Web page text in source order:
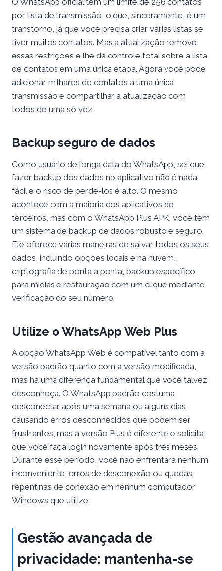
O WhatsApp oficial tem um limite de 256 contatos
por lista de transmissão, o que, sinceramente, é um
transtorno, já que você precisa criar várias listas se
tiver muitos contatos. Mas a atualização remove
essas restrições e lhe dá controle total sobre a lista
de contatos em uma única etapa. Agora você pode
adicionar milhares de contatos a uma única
transmissão e compartilhar a atualização com
todos de uma só vez.
Backup seguro de dados
Como usuário de longa data do WhatsApp, sei que
fazer backup dos dados no aplicativo não é nada
fácil e o risco de perdê-los é alto. O mesmo
acontece com a maioria dos aplicativos de
terceiros, mas com o WhatsApp Plus APK, você tem
um sistema de backup de dados robusto e seguro.
Ele oferece várias maneiras de salvar todos os seus
dados, incluindo opções locais e na nuvem,
criptografia de ponta a ponta, backup específico
para mídias e restauração com um clique mediante
verificação do seu número.
Utilize o WhatsApp Web Plus
A opção WhatsApp Web é compatível tanto com a
versão padrão quanto com a versão modificada,
mas há uma diferença fundamental que você talvez
desconheça. O WhatsApp padrão costuma
desconectar após uma semana ou alguns dias,
causando erros desconhecidos que podem ser
frustrantes, mas a versão Plus é diferente e solicita
que você faça login novamente após três meses.
Durante esse período, você não enfrentará nenhum
inconveniente, erros de desconexão ou quedas
repentinas de conexão em nenhum computador
Windows que utilize.
Gestão avançada de
privacidade: mantenha-se